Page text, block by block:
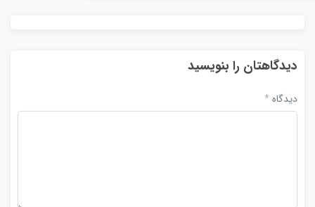
دیدگاهتان را بنویسید
دیدگاه *